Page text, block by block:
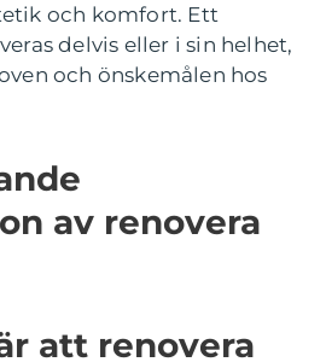
och komfort. Ett
delvis eller i sin helhet,
och önskemålen hos
av renovera
att renovera